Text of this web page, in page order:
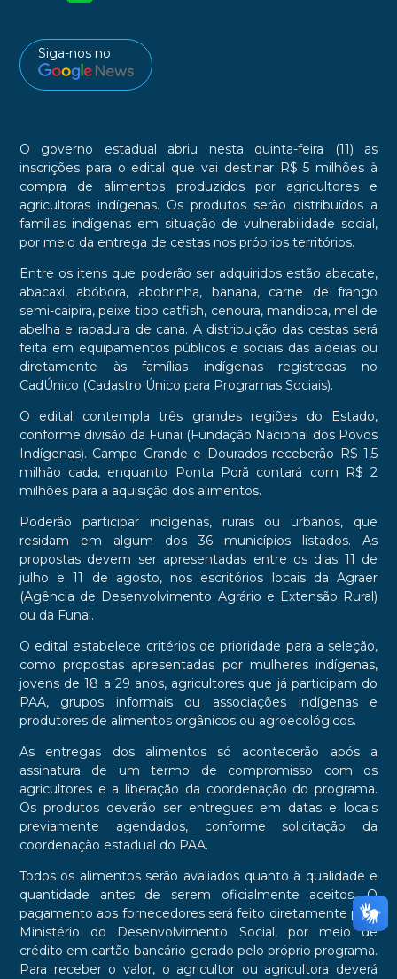
Siga-nos no
O governo estadual abriu nesta quinta-feira (11) as
inscrições para o edital que vai destinar R$ 5 milhões à
compra de alimentos produzidos por agricultores e
agricultoras indígenas. Os produtos serão distribuídos a
famílias indígenas em situação de vulnerabilidade social,
por meio da entrega de cestas nos próprios territórios.
Entre os itens que poderão ser adquiridos estão abacate,
abacaxi, abóbora, abobrinha, banana, carne de frango
semi-caipira, peixe tipo catfish, cenoura, mandioca, mel de
abelha e rapadura de cana. A distribuição das cestas será
feita em equipamentos públicos e sociais das aldeias ou
diretamente às famílias indígenas registradas no
CadÚnico (Cadastro Único para Programas Sociais).
O edital contempla três grandes regiões do Estado,
conforme divisão da Funai (Fundação Nacional dos Povos
Indígenas). Campo Grande e Dourados receberão R$ 1,5
milhão cada, enquanto Ponta Porã contará com R$ 2
milhões para a aquisição dos alimentos.
Poderão participar indígenas, rurais ou urbanos, que
residam em algum dos 36 municípios listados. As
propostas devem ser apresentadas entre os dias 11 de
julho e 11 de agosto, nos escritórios locais da Agraer
(Agência de Desenvolvimento Agrário e Extensão Rural)
ou da Funai.
O edital estabelece critérios de prioridade para a seleção,
como propostas apresentadas por mulheres indígenas,
jovens de 18 a 29 anos, agricultores que já participam do
PAA, grupos informais ou associações indígenas e
produtores de alimentos orgânicos ou agroecológicos.
As entregas dos alimentos só acontecerão após a
assinatura de um termo de compromisso com os
agricultores e a liberação da coordenação do programa.
Os produtos deverão ser entregues em datas e locais
previamente agendados, conforme solicitação da
coordenação estadual do PAA.
Todos os alimentos serão avaliados quanto à qualidade e
quantidade antes de serem oficialmente aceitos. O
pagamento aos fornecedores será feito diretamente pelo
Ministério do Desenvolvimento Social, por meio de
crédito em cartão bancário gerado pelo próprio programa.
Para receber o valor, o agricultor ou agricultora deverá